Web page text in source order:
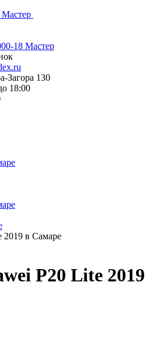
Мастер
18 Мастер
Загора 130
18:00
2019 в Самаре
P20 Lite 2019